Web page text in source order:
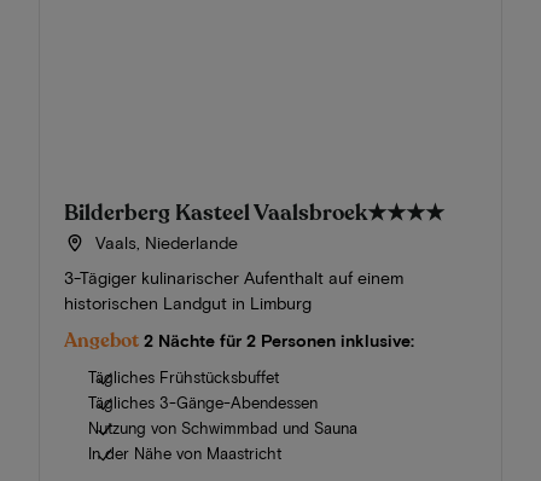
Bilderberg Kasteel Vaalsbroek★★★★
Vaals, Niederlande
3-Tägiger kulinarischer Aufenthalt auf einem
historischen Landgut in Limburg
Angebot 2 Nächte für 2 Personen inklusive:
Tägliches Frühstücksbuffet
Tägliches 3-Gänge-Abendessen
Nutzung von Schwimmbad und Sauna
In der Nähe von Maastricht